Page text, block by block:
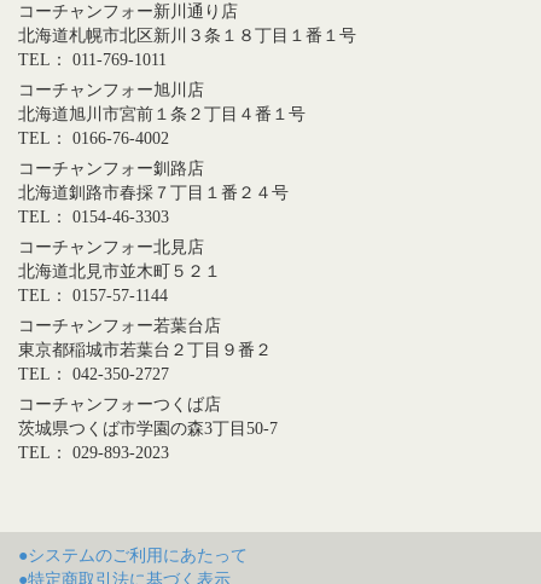
コーチャンフォー新川通り店
北海道札幌市北区新川３条１８丁目１番１号
TEL： 011-769-1011
コーチャンフォー旭川店
北海道旭川市宮前１条２丁目４番１号
TEL： 0166-76-4002
コーチャンフォー釧路店
北海道釧路市春採７丁目１番２４号
TEL： 0154-46-3303
コーチャンフォー北見店
北海道北見市並木町５２１
TEL： 0157-57-1144
コーチャンフォー若葉台店
東京都稲城市若葉台２丁目９番２
TEL： 042-350-2727
コーチャンフォーつくば店
茨城県つくば市学園の森3丁目50-7
TEL： 029-893-2023
●システムのご利用にあたって
●特定商取引法に基づく表示